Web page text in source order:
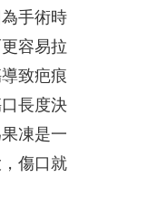
手術時
容易拉
致疤痕
長度決
凍是一
傷口就